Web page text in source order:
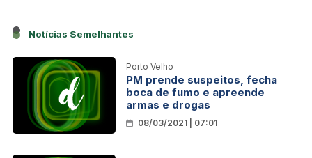
Notícias Semelhantes
Porto Velho
PM prende suspeitos, fecha
boca de fumo e apreende
armas e drogas
08/03/2021 | 07:01